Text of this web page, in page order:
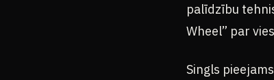
palīdzību
Wheel” par
Singls